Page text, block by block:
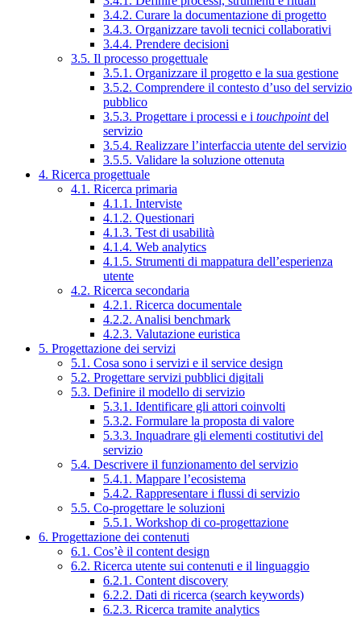
3.4.2. Curare la documentazione di progetto
3.4.3. Organizzare tavoli tecnici collaborativi
3.4.4. Prendere decisioni
3.5. Il processo progettuale
3.5.1. Organizzare il progetto e la sua gestione
3.5.2. Comprendere il contesto d’uso del servizio
pubblico
3.5.3. Progettare i processi e i touchpointdel
servizio
3.5.4. Realizzare l’interfaccia utente del servizio
3.5.5. Validare la soluzione ottenuta
4. Ricerca progettuale
4.1. Ricerca primaria
4.1.1. Interviste
4.1.2. Questionari
4.1.3. Test di usabilità
4.1.4. Web analytics
4.1.5. Strumenti di mappatura dell’esperienza
utente
4.2. Ricerca secondaria
4.2.1. Ricerca documentale
4.2.2. Analisi benchmark
4.2.3. Valutazione euristica
5. Progettazione dei servizi
5.1. Cosa sono i servizi e il service design
5.2. Progettare servizi pubblici digitali
5.3. Definire il modello di servizio
5.3.1. Identificare gli attori coinvolti
5.3.2. Formulare la proposta di valore
5.3.3. Inquadrare gli elementi costitutivi del
servizio
5.4. Descrivere il funzionamento del servizio
5.4.1. Mappare l’ecosistema
5.4.2. Rappresentare i flussi di servizio
5.5. Co-progettare le soluzioni
5.5.1. Workshop di co-progettazione
6. Progettazione dei contenuti
6.1. Cos’è il content design
6.2. Ricerca utente sui contenuti e il linguaggio
6.2.1. Content discovery
6.2.2. Dati di ricerca (search keywords)
6.2.3. Ricerca tramite analytics